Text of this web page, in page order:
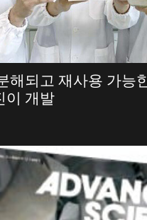
해되고 재사용 가능
이 개발